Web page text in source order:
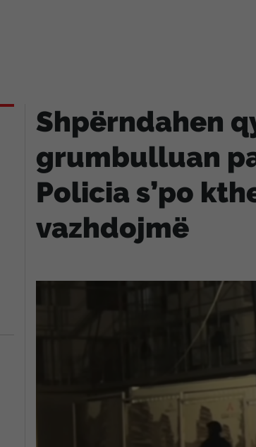
Shpërndahen
grumbulluan
Policia s’po
vazhdojmë